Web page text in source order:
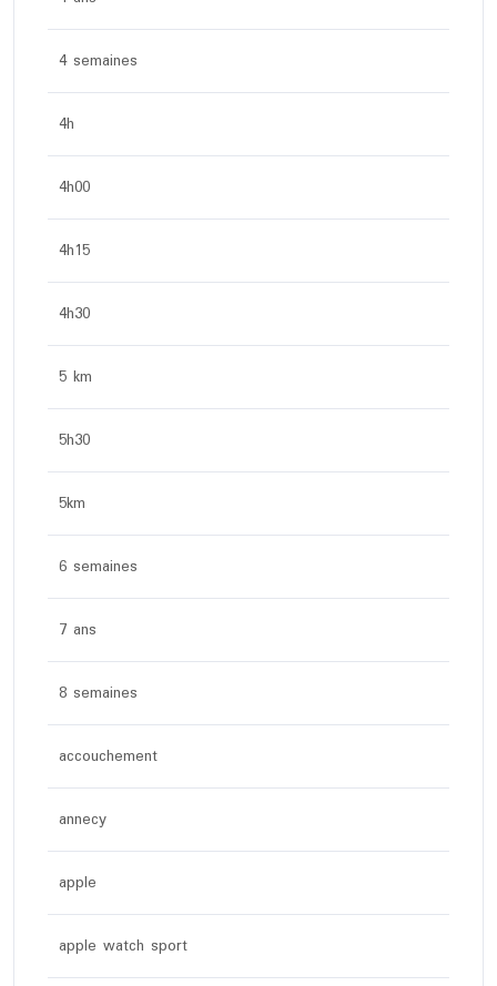
4 semaines
4h
4h00
4h15
4h30
5 km
5h30
5km
6 semaines
7 ans
8 semaines
accouchement
annecy
apple
apple watch sport